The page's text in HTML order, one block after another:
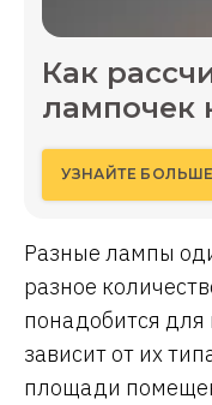
Как
лампочек
УЗНАЙТЕ БОЛЬШЕ
Разные лампы
разное
понадобится
зависит от их
площади